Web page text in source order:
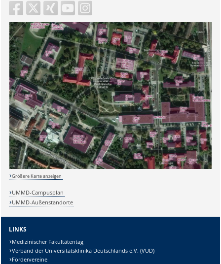
Größere Karte anzeigen
UMMD-Campusplan
UMMD-Außenstandorte
LINKS
Medizinischer Fakultätentag
Verband der Universitätsklinika Deutschlands e.V. (VUD)
Fördervereine